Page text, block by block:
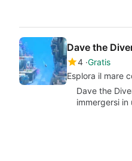
Dave the
4 Gratis
Esplora il mare
Dave the
immergersi